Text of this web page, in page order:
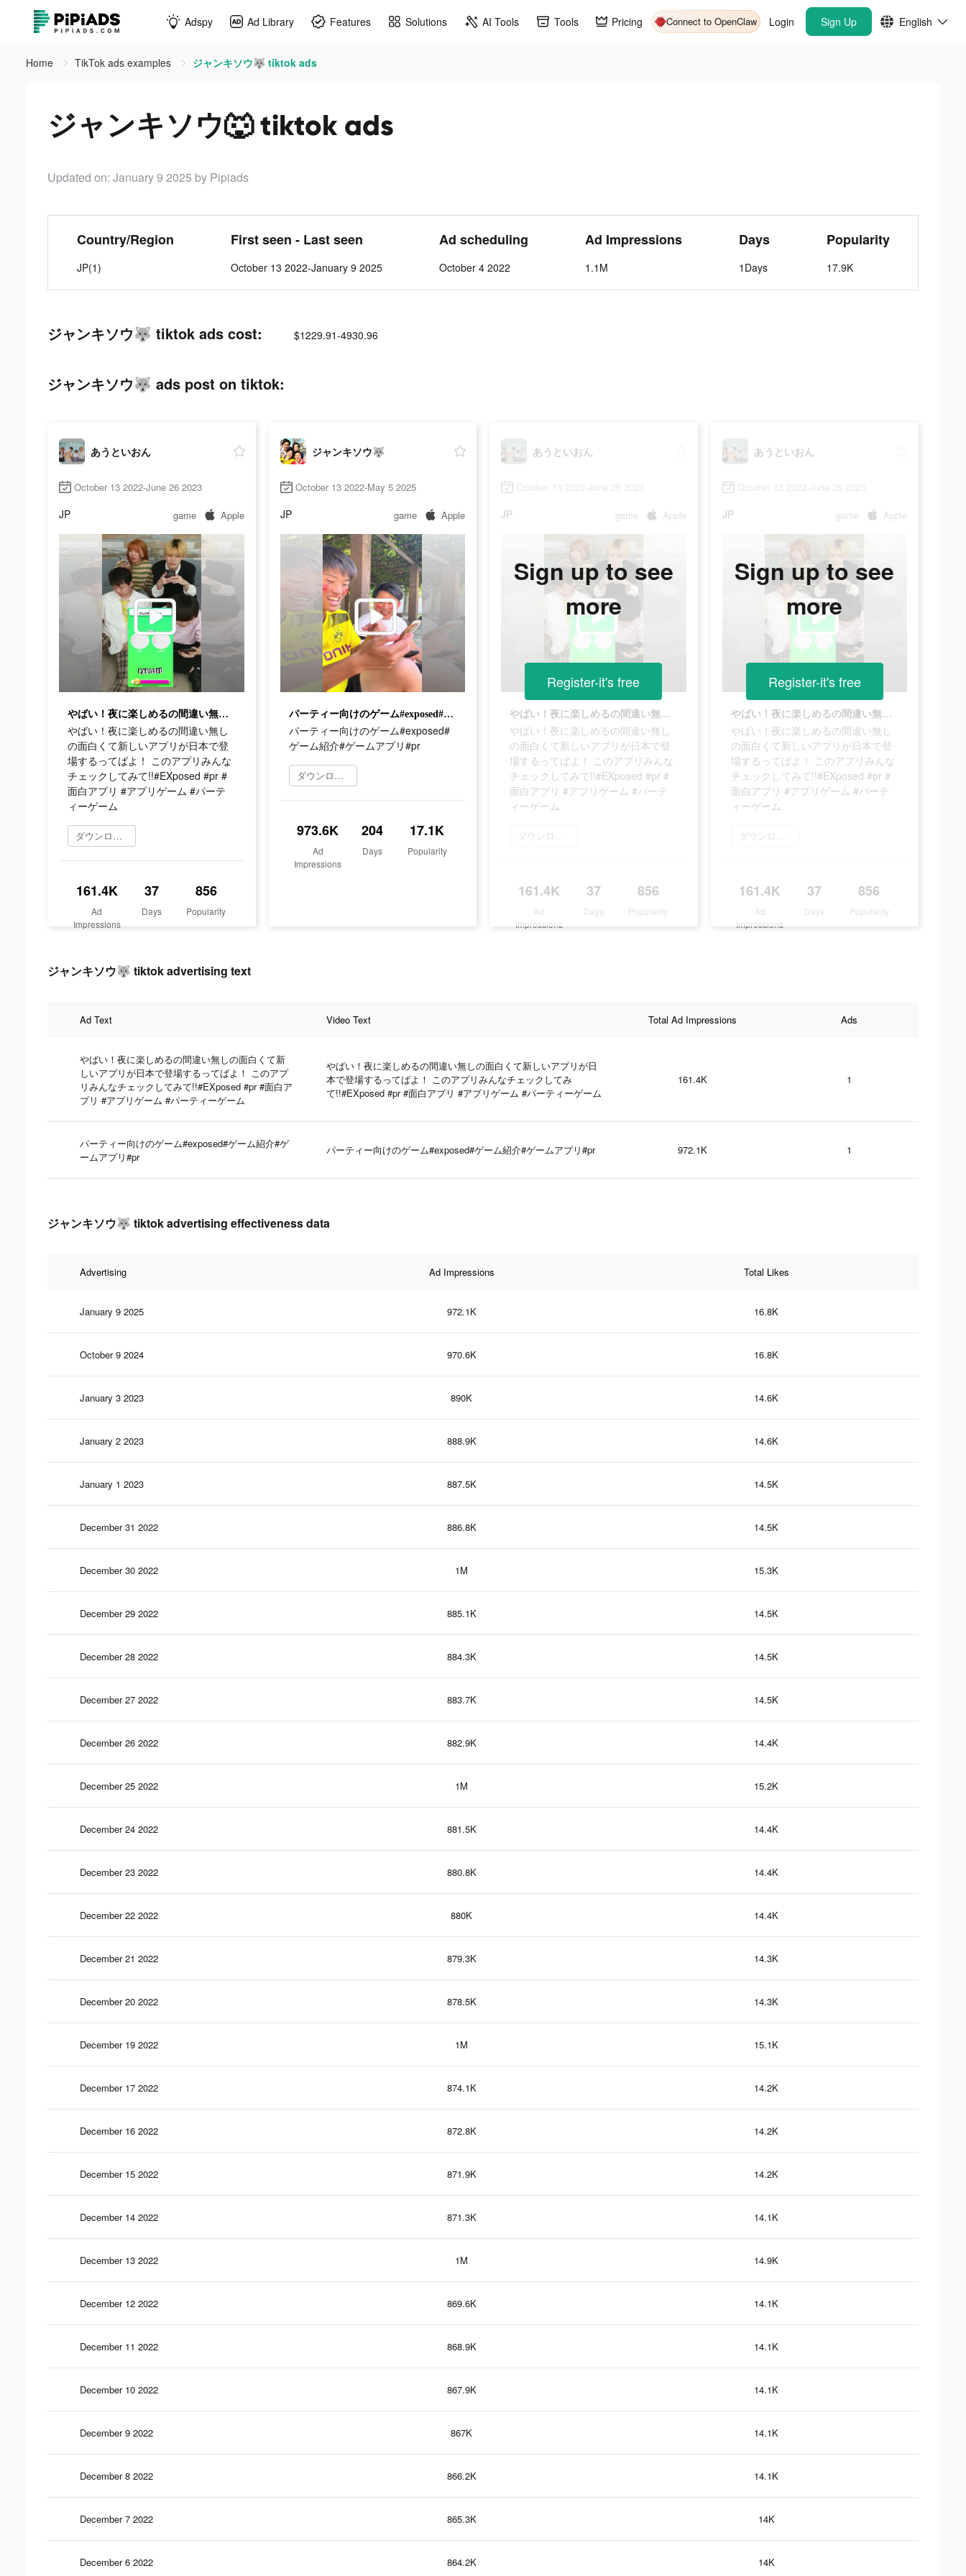
Adspy Ad Library Features Solutions AI Tools Tools Pricing Connect to OpenClaw Login Sign Up English
Home TikTok ads examples ジャンキソウ🐺 tiktok ads
ジャンキソウ🐺 tiktok ads
Updated on: January 9 2025 by Pipiads
Country/Region
JP(1)
First seen - Last seen
October 13 2022-January 9 2025
Ad scheduling
October 4 2022
Ad Impressions
1.1M
Days
1Days
Popularity
17.9K
ジャンキソウ🐺 tiktok ads cost: $1229.91-4930.96
ジャンキソウ🐺 ads post on tiktok:
あうといおん
October 13 2022-June 26 2023
JP game Apple
やばい！夜に楽しめるの間違い無しの面白くて新しいアプリが日本で登場するってばよ！ このアプリみんなチェックしてみて!!#EXposed #pr #面白アプリ #アプリゲーム #パーティーゲーム
やばい！夜に楽しめるの間違い無し
の面白くて新しいアプリが日本で登
場するってばよ！ このアプリみんな
チェックしてみて!!#EXposed #pr #
面白アプリ #アプリゲーム #パーテ
ィーゲーム
ダウンロード
161.4K
Ad
Impressions
37
Days
856
Popularity
ジャンキソウ🐺
October 13 2022-May 5 2025
JP game Apple
パーティー向けのゲーム#exposed#ゲーム紹介#ゲームアプリ#pr
パーティー向けのゲーム#exposed#
ゲーム紹介#ゲームアプリ#pr
ダウンロード
973.6K
Ad
Impressions
204
Days
17.1K
Popularity
あうといおん
October 13 2022-June 26 2023
JP game Apple
やばい！夜に楽しめるの間違い無しの面白くて新しいアプリが日本で登場するってばよ！ このアプリみんなチェックしてみて!!#EXposed #pr #面白アプリ #アプリゲーム #パーティーゲーム
やばい！夜に楽しめるの間違い無し
の面白くて新しいアプリが日本で登
場するってばよ！ このアプリみんな
チェックしてみて!!#EXposed #pr #
面白アプリ #アプリゲーム #パーテ
ィーゲーム
ダウンロード
161.4K
Ad
Impressions
37
Days
856
Popularity
Sign up to see
more
Register-it's free
あうといおん
October 13 2022-June 26 2023
JP game Apple
やばい！夜に楽しめるの間違い無しの面白くて新しいアプリが日本で登場するってばよ！ このアプリみんなチェックしてみて!!#EXposed #pr #面白アプリ #アプリゲーム #パーティーゲーム
やばい！夜に楽しめるの間違い無し
の面白くて新しいアプリが日本で登
場するってばよ！ このアプリみんな
チェックしてみて!!#EXposed #pr #
面白アプリ #アプリゲーム #パーテ
ィーゲーム
ダウンロード
161.4K
Ad
Impressions
37
Days
856
Popularity
Sign up to see
more
Register-it's free
ジャンキソウ🐺 tiktok advertising text
Ad Text Video Text Total Ad Impressions Ads
やばい！夜に楽しめるの間違い無しの面白くて新
しいアプリが日本で登場するってばよ！ このアプ
リみんなチェックしてみて!!#EXposed #pr #面白ア
プリ #アプリゲーム #パーティーゲーム
やばい！夜に楽しめるの間違い無しの面白くて新しいアプリが日
本で登場するってばよ！ このアプリみんなチェックしてみ
て!!#EXposed #pr #面白アプリ #アプリゲーム #パーティーゲーム
161.4K 1
パーティー向けのゲーム#exposed#ゲーム紹介#ゲ
ームアプリ#pr
パーティー向けのゲーム#exposed#ゲーム紹介#ゲームアプリ#pr 972.1K 1
ジャンキソウ🐺 tiktok advertising effectiveness data
Advertising Ad Impressions Total Likes
January 9 2025 972.1K 16.8K
October 9 2024 970.6K 16.8K
January 3 2023 890K 14.6K
January 2 2023 888.9K 14.6K
January 1 2023 887.5K 14.5K
December 31 2022 886.8K 14.5K
December 30 2022 1M 15.3K
December 29 2022 885.1K 14.5K
December 28 2022 884.3K 14.5K
December 27 2022 883.7K 14.5K
December 26 2022 882.9K 14.4K
December 25 2022 1M 15.2K
December 24 2022 881.5K 14.4K
December 23 2022 880.8K 14.4K
December 22 2022 880K 14.4K
December 21 2022 879.3K 14.3K
December 20 2022 878.5K 14.3K
December 19 2022 1M 15.1K
December 17 2022 874.1K 14.2K
December 16 2022 872.8K 14.2K
December 15 2022 871.9K 14.2K
December 14 2022 871.3K 14.1K
December 13 2022 1M 14.9K
December 12 2022 869.6K 14.1K
December 11 2022 868.9K 14.1K
December 10 2022 867.9K 14.1K
December 9 2022 867K 14.1K
December 8 2022 866.2K 14.1K
December 7 2022 865.3K 14K
December 6 2022 864.2K 14K